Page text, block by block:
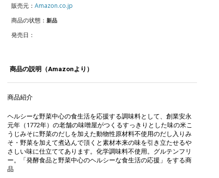
販売元： Amazon.co.jp
商品の状態： 新品
発売日：
商品の説明（Amazonより）
商品紹介
ヘルシーな野菜中心の食生活を応援する調味料として、創業安永
元年（1772年）の老舗の味噌屋がつくるすっきりとした味の米こ
うじみそに野菜のだしを加えた動物性原材料不使用のだし入りみ
そ・野菜を加えて煮込んで頂くと素材本来の味を引き立たせるや
さしい味に仕立ててあります。化学調味料不使用。グルテンフリ
ー。「発酵食品と野菜中心のヘルシーな食生活の応援」をする商
品